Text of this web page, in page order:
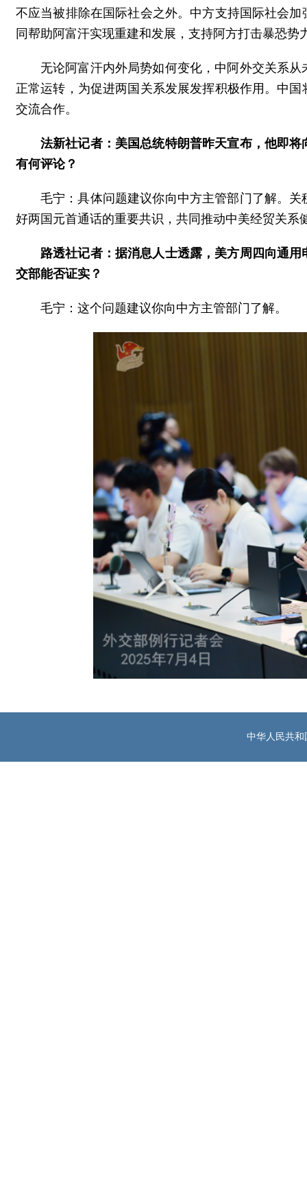
不应当被排除在国际社会之外。中方支持国际社会
同帮助阿富汗实现重建和发展，支持阿方打击暴恐
无论阿富汗内外局势如何变化，中阿外交关系
正常运转，为促进两国关系发展发挥积极作用。中
交流合作。
法新社记者：美国总统特朗普昨天宣布，他即
有何评论？
毛宁：具体问题建议你向中方主管部门了解。
好两国元首通话的重要共识，共同推动中美经贸关系
路透社记者：据消息人士透露，美方周四向通
交部能否证实？
毛宁：这个问题建议你向中方主管部门了解。
中华人民共